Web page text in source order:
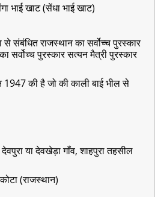
भाई खाट (सेंधा भाई खाट)
से संबंधित राजस्थान का सर्वोच्च पुरस्कार
सर्वोच्च पुरस्कार सत्यन मैत्री पुरस्कार
1947 की है जो की काली बाई भील से
या देवखेड़ा गाँव, शाहपुरा तहसील
(राजस्थान)